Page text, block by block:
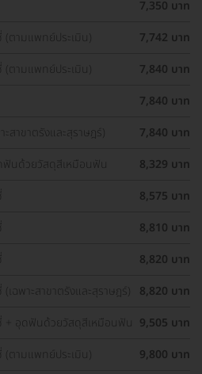
7,350 บาท
ตามแพทย์ประเมิน)
7,742 บาท
ตามแพทย์ประเมิน)
7,840 บาท
7,840 บาท
สาขาตรังและสุราษฎร์)
7,840 บาท
ฟันด้วยวัสดุสีเหมือนฟัน
8,329 บาท
8,575 บาท
8,810 บาท
8,820 บาท
ฉพาะสาขาตรังและสุราษฎร์)
8,820 บาท
+ อุดฟันด้วยวัสดุสีเหมือนฟัน 9,505 บาท
ตามแพทย์ประเมิน)
9,800 บาท